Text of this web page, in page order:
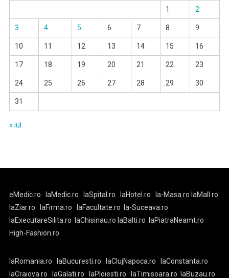
1 2
3 4 5 6 7 8 9
10 11 12 13 14 15 16
17 18 19 20 21 22 23
24 25 26 27 28 29 30
31
« iul.
eMedic.ro laMedic.ro laSpital.ro laHotel.ro la-Masa.ro laMall.ro
laZiar.ro
laFirma.ro laFacultate.ro
la-Suceava.ro
laExecutareSilita.ro
laChisinau.ro laBalti.ro
laPiatraNeamt.ro
High-Fashion.ro
laRomania.ro laBucuresti.ro laClujNapoca.ro
laConstanta.ro
laCraiova.ro
laGalati.ro laPloiesti.ro laTimisoara.ro laBuzau.ro